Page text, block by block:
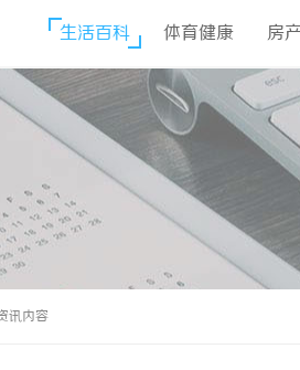
生活百科 体育健康 房
讯内容